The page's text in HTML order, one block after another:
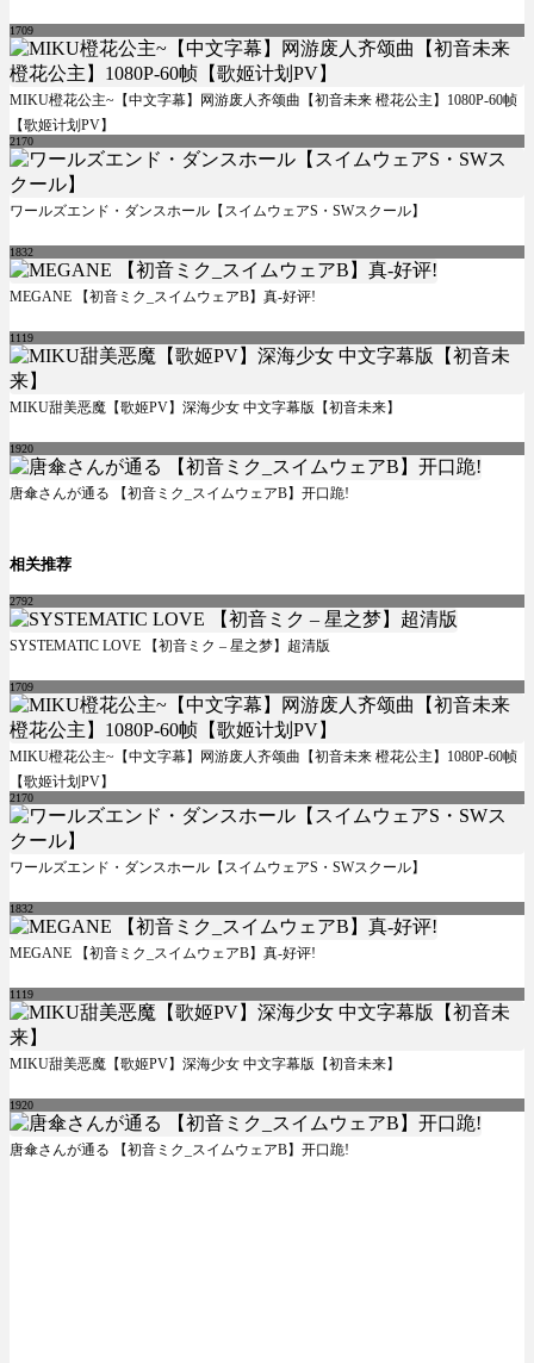
1709
MIKU橙花公主~【中文字幕】网游废人齐颂曲【初音未来 橙花公主】1080P-60帧
【歌姬计划PV】
2170
ワールズエンド・ダンスホール【スイムウェアS・SWスクール】
1832
MEGANE 【初音ミク_スイムウェアB】真-好评!
1119
MIKU甜美恶魔【歌姬PV】深海少女 中文字幕版【初音未来】
1920
唐傘さんが通る 【初音ミク_スイムウェアB】开口跪!
相关推荐
2792
SYSTEMATIC LOVE 【初音ミク – 星之梦】超清版
1709
MIKU橙花公主~【中文字幕】网游废人齐颂曲【初音未来 橙花公主】1080P-60帧
【歌姬计划PV】
2170
ワールズエンド・ダンスホール【スイムウェアS・SWスクール】
1832
MEGANE 【初音ミク_スイムウェアB】真-好评!
1119
MIKU甜美恶魔【歌姬PV】深海少女 中文字幕版【初音未来】
1920
唐傘さんが通る 【初音ミク_スイムウェアB】开口跪!